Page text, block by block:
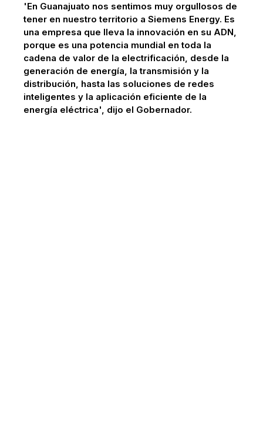
'En Guanajuato nos sentimos muy orgullosos de
tener en nuestro territorio a Siemens Energy. Es
una empresa que lleva la innovación en su ADN,
porque es una potencia mundial en toda la
cadena de valor de la electrificación, desde la
generación de energía, la transmisión y la
distribución, hasta las soluciones de redes
inteligentes y la aplicación eficiente de la
energía eléctrica', dijo el Gobernador.